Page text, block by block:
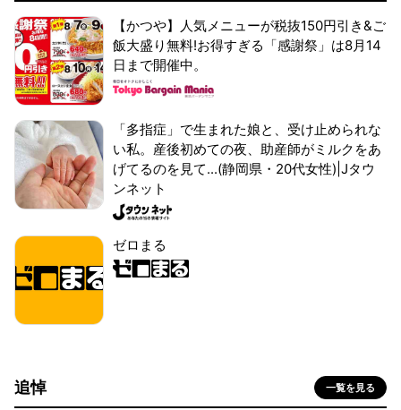
【かつや】人気メニューが税抜150円引き&ご
飯大盛り無料!お得すぎる「感謝祭」は8月14
日まで開催中。
「多指症」で生まれた娘と、受け止められな
い私。産後初めての夜、助産師がミルクをあ
げてるのを見て...(静岡県・20代女性)|Jタウ
ンネット
ゼロまる
追悼 一覧を見る